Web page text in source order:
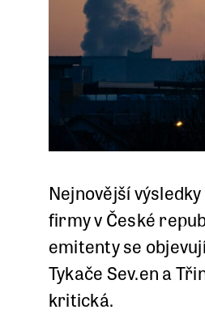
Nejnovější
firmy v České
emitenty se
Tykače Sev.en a
kritická.